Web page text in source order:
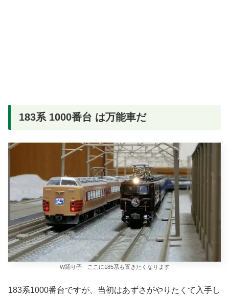
183系 1000番台 は万能車だ
W踊り子 ここに185系も置きたくなります
183系1000番台ですが、当初はあずさがやりたくて入手し